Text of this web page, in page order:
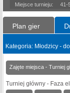
Miejsce turnieju:
41-
Plan gier
Kategoria: Młodzicy -
Zajęte miejsca - Turniej
Turniej główny - Faza